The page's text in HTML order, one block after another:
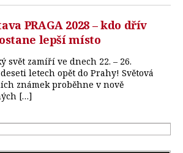
PRAGA 2028 – kdo dřív
lepší místo
svět zamíří ve dnech 22. – 26.
letech opět do Prahy! Světová
známek proběhne v nově
[…]